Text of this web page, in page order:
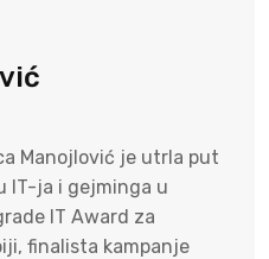
Manojlović je utrla put
IT-ja i gejminga u
IT Award za
finalista kampanje